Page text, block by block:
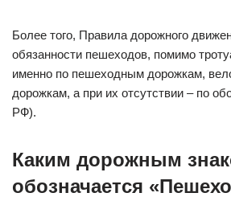
Более того, Правила дорожного
обязанности пешеходов, помимо
именно по пешеходным дорожкам,
дорожкам, а при их отсутствии – по
РФ).
Каким дорожным
обозначается